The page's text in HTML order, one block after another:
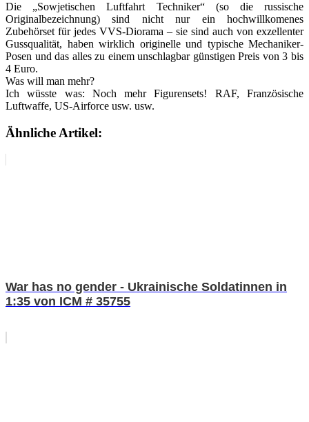
Die „Sowjetischen Luftfahrt Techniker“ (so die russische
Originalbezeichnung) sind nicht nur ein hochwillkomenes
Zubehörset für jedes VVS-Diorama – sie sind auch von exzellenter
Gussqualität, haben wirklich originelle und typische Mechaniker-
Posen und das alles zu einem unschlagbar günstigen Preis von 3 bis
4 Euro.
Was will man mehr?
Ich wüsste was: Noch mehr Figurensets! RAF, Französische
Luftwaffe, US-Airforce usw. usw.
Ähnliche Artikel:
War has no gender - Ukrainische Soldatinnen in
1:35 von ICM # 35755